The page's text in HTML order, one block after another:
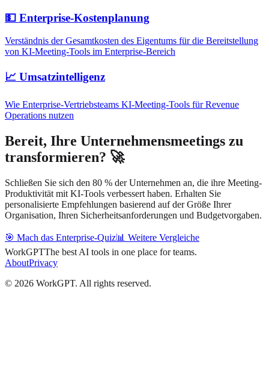
💵 Enterprise-Kostenplanung
Verständnis der Gesamtkosten des Eigentums für die Bereitstellung
von KI-Meeting-Tools im Enterprise-Bereich
📈 Umsatzintelligenz
Wie Enterprise-Vertriebsteams KI-Meeting-Tools für Revenue
Operations nutzen
Bereit, Ihre Unternehmensmeetings zu
transformieren? 🚀
Schließen Sie sich den 80 % der Unternehmen an, die ihre Meeting-
Produktivität mit KI-Tools verbessert haben. Erhalten Sie
personalisierte Empfehlungen basierend auf der Größe Ihrer
Organisation, Ihren Sicherheitsanforderungen und Budgetvorgaben.
🎯 Mach das Enterprise-Quiz📊 Weitere Vergleiche
WorkGPTThe best AI tools in one place for teams.
AboutPrivacy
© 2026 WorkGPT. All rights reserved.